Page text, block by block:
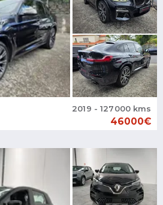
2019 - 127000 kms
46000€